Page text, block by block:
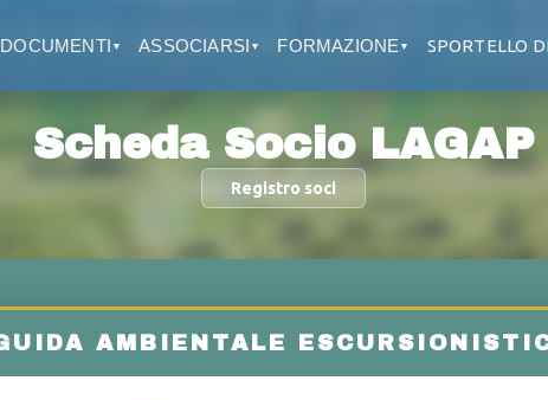
DOCUMENTI ▼ ASSOCIARSI ▼ FORMAZIONE ▼ SPORTELLO
Scheda Socio LAGAP
Registro soci